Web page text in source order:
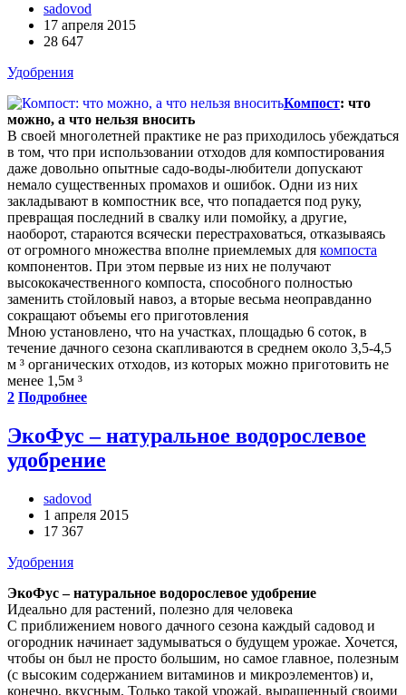
sadovod
17 апреля 2015
28 647
Удобрения
Компост: что
можно, а что нельзя вносить
В своей многолетней практике не раз приходилось убеждаться
в том, что при использовании отходов для компостирования
даже довольно опытные садо-воды-любители допускают
немало существенных промахов и ошибок. Одни из них
закладывают в компостник все, что попадается под руку,
превращая последний в свалку или помойку, а другие,
наоборот, стараются всячески перестраховаться, отказываясь
от огромного множества вполне приемлемых для компоста
компонентов. При этом первые из них не получают
высококачественного компоста, способного полностью
заменить стойловый навоз, а вторые весьма неоправданно
сокращают объемы его приготовления
Мною установлено, что на участках, площадью 6 соток, в
течение дачного сезона скапливаются в среднем около 3,5-4,5
м ³ органических отходов, из которых можно приготовить не
менее 1,5м ³
2 Подробнее
ЭкоФус – натуральное водорослевое
удобрение
sadovod
1 апреля 2015
17 367
Удобрения
ЭкоФус – натуральное водорослевое удобрение
Идеально для растений, полезно для человека
С приближением нового дачного сезона каждый садовод и
огородник начинает задумываться о будущем урожае. Хочется,
чтобы он был не просто большим, но самое главное, полезным
(с высоким содержанием витаминов и микроэлементов) и,
конечно, вкусным. Только такой урожай, выращенный своими